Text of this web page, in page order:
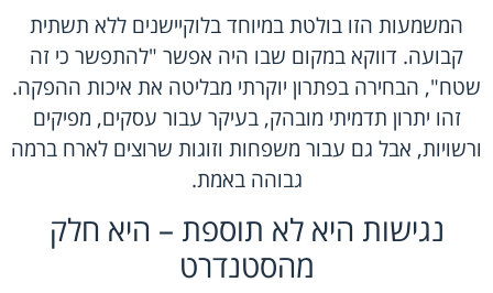
המשמעות הזו בולטת במיוחד בלוקיישנים ללא תשתית
קבועה. דווקא במקום שבו היה אפשר "להתפשר כי זה
שטח", הבחירה בפתרון יוקרתי מבליטה את איכות ההפקה.
זהו יתרון תדמיתי מובהק, בעיקר עבור עסקים, מפיקים
ורשויות, אבל גם עבור משפחות וזוגות שרוצים לארח ברמה
גבוהה באמת.
נגישות היא לא תוספת – היא חלק
מהסטנדרט